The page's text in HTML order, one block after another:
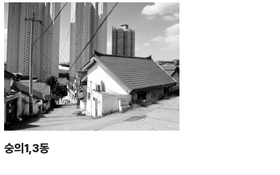
숭의1,3동